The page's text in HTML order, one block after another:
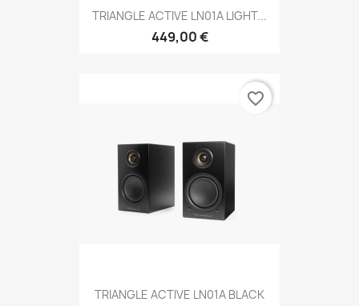
TRIANGLE ACTIVE LN01A LIGHT...
449,00 €
TRIANGLE ACTIVE LN01A BLACK
favorite_border